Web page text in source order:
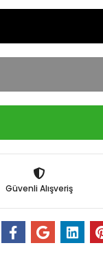
Güvenli Alışveriş